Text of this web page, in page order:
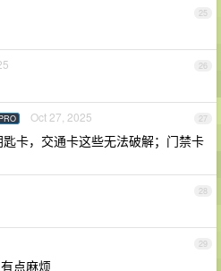
25
26
27
Oct 27, 2025
卡，交通卡这些无法破解；门禁卡
28
29
点麻烦